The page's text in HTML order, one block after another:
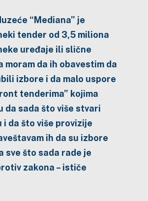
“Mediana” je
tender od 3,5 miliona
uređaje ili slične
moram da ih obavestim da
izbore i da malo uspore
tenderima” kojima
da sada što više stvari
i da što više provizije
ih da su izbore
sve što sada rade je
zakona – ističe